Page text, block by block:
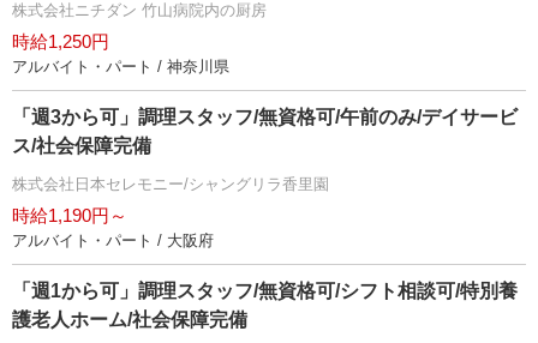
株式会社ニチダン 竹山病院内の厨房
時給1,250円
アルバイト・パート / 神奈川県
「週3から可」調理スタッフ/無資格可/午前のみ/デイサービ
ス/社会保障完備
株式会社日本セレモニー/シャングリラ香里園
時給1,190円～
アルバイト・パート / 大阪府
「週1から可」調理スタッフ/無資格可/シフト相談可/特別養
護老人ホーム/社会保障完備